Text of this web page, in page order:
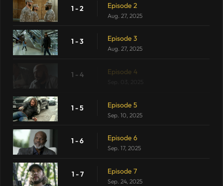
1 - 2 Episode 2
Aug. 27, 2025
1 - 3 Episode 3
Aug. 27, 2025
1 - 4 Episode 4
1 - 5 Episode 5
Sep. 10, 2025
1 - 6 Episode 6
Sep. 17, 2025
1 - 7 Episode 7
Sep. 24, 2025